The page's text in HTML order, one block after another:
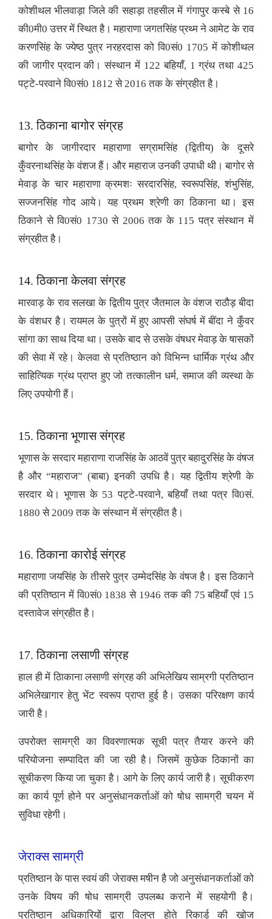
कोशीथल भीलवाड़ा जिले की सहाड़ा तहसील में गंगापुर कस्बे से 16
की0मी0 उत्तर में स्थित है। महाराणा जगतसिंह प्रथ्म ने आमेट के राव
करणसिंह के ज्येष्ठ पुत्र नरहरदास को वि0सं0 1705 में कोशीथल
की जागीर प्रदान की। संस्थान में 122 बहियाँ, 1 ग्रंथ तथा 425
पट्टे-परवाने वि0सं0 1812 से 2016 तक के संग्रहीत है।
13. ठिकाना बागोर संग्रह
बागोर के जागीरदार महाराणा सग्रामसिंह (द्वितीय) के दूसरे
कुँवरनाथसिंह के वंशज हैं। और महाराज उनकी उपाधी थी। बागोर से
मेवाड़ के चार महाराणा क्रमशः सरदारसिंह, स्वरूपसिंह, शंभुसिंह,
सज्जनसिंह गोद आये। यह प्रथम श्रेणी का ठिकाना था। इस
ठिकाने से वि0सं0 1730 से 2006 तक के 115 पत्र संस्थान में
संग्रहीत है।
14. ठिकाना केलवा संग्रह
मारवाड़ के राव सलखा के द्वितीय पुत्र जैतमाल के वंशज राठौड़ बीदा
के वंशधर है। रायमल के पुत्रों में हुए आपसी संघर्ष में बींदा ने कुँवर
सांगा का साथ दिया था। उसके बाद से उसके वंषधर मेवाड़ के षासकों
की सेवा में रहे। केलवा से प्रतिष्ठान को विभिन्न धार्मिक ग्रंथ और
साहित्यिक ग्रंथ प्राप्त हुए जो तत्कालीन धर्म, समाज की व्यस्था के
लिए उपयोगी हैं।
15. ठिकाना भूणास संग्रह
भूणास के सरदार महाराणा राजसिंह के आठवें पुत्र बहादुरसिंह के वंषज
है और “महाराज” (बाबा) इनकी उपधि है। यह द्वितीय श्रेणी के
सरदार थे। भूणास के 53 पट्टे-परवाने, बहियाँ तथा पत्र वि0सं.
1880 से 2009 तक के संस्थान में संग्रहीत है।
16. ठिकाना कारोई संग्रह
महाराणा जयसिंह के तीसरे पुत्र उम्मेदसिंह के वंषज है। इस ठिकाने
की प्रतिष्ठान में वि0सं0 1838 से 1946 तक की 75 बहियाँ एवं 15
दस्तावेज संग्रहीत है।
17. ठिकाना लसाणी संग्रह
हाल ही में ठिाकाना लसाणी संग्रह की अभिलेखिय साम्रगी प्रतिष्ठान
अभिलेखागार हेतु भेंट स्वरूप प्राप्त हुई है। उसका परिरक्षण कार्य
जारी है।
उपरोक्त सामग्री का विवरणात्मक सूची पत्र तैयार करने की
परियोजना सम्पादित की जा रही है। जिसमें कुछेक ठिकानों का
सूचीकरण किया जा चुका है। आगे के लिए कार्य जारी है। सूचीकरण
का कार्य पूर्ण होने पर अनुसंधानकर्ताओं को षोध सामग्री चयन में
सुविधा रहेगी।
जेराक्स सामग्री
प्रतिष्ठान के पास स्वयं की जेराक्स मषीन है जो अनुसंधानकर्ताओं को
उनके विषय की षोध सामग्री उपलब्ध कराने में सहयोगी है।
प्रतिष्ठान अधिकारियों द्वारा विलुप्त होते रिकार्ड की खोज